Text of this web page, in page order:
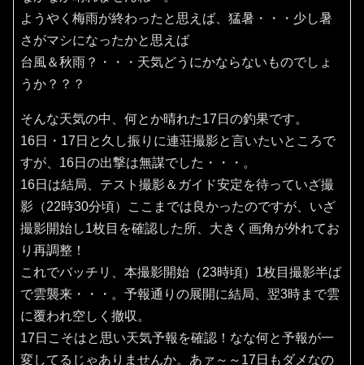
ようやく梅雨が終わったと思えば、猛暑・・・少し暑
さがマシになったかと思えば
台風＆秋雨？・・・天気どうにかならないものでしょ
うか？？？
そんな天気の中、何とか晴れた17日の釣果です。
16日・17日と久し振りに連荘撮影と言いたいところで
すが、16日の出撃は無謀でした・・・。
16日は結局、テスト撮影＆ガイド安定を待っていざ撮
影（22時30分頃）ここまでは良かったのですが、いざ
撮影開始し1枚目を確認した所、大きく画角が外れてお
り再調整！
これでバッチリ、本撮影開始（23時頃）1枚目撮影半ば
で雲襲来・・・。予報通りの展開に結局、翌3時まで雲
に覆われ空しく撤収。
17日こそはと思い天気予報を確認！なな何と予報が一
変してるじゃありませんか。あァ～～17日もダメなの